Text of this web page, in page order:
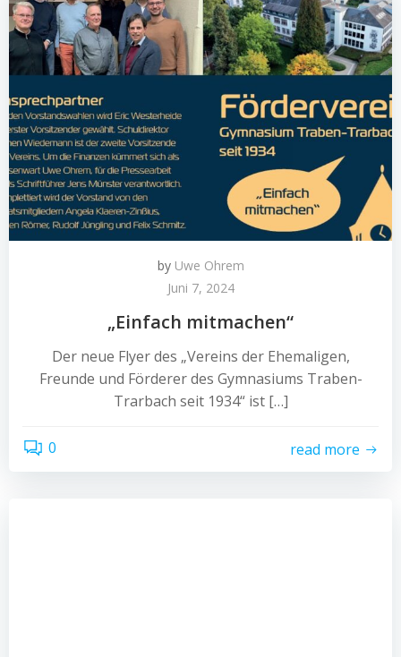
by Uwe Ohrem
Juni 7, 2024
„Einfach mitmachen“
Der neue Flyer des „Vereins der Ehemaligen,
Freunde und Förderer des Gymnasiums Traben-
Trarbach seit 1934“ ist […]
0 read more